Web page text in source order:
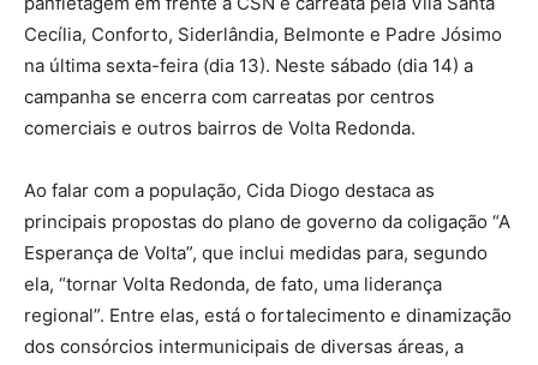
Cecília, Conforto, Siderlândia, Belmonte e Padre Jósimo
na última sexta-feira (dia 13). Neste sábado (dia 14) a
campanha se encerra com carreatas por centros
comerciais e outros bairros de Volta Redonda.
Ao falar com a população, Cida Diogo destaca as
principais propostas do plano de governo da coligação “A
Esperança de Volta”, que inclui medidas para, segundo
ela, “tornar Volta Redonda, de fato, uma liderança
regional”. Entre elas, está o fortalecimento e dinamização
dos consórcios intermunicipais de diversas áreas, a